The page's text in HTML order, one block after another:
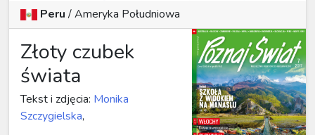
Peru/Ameryka Południowa
Złoty czubek
świata
Tekst i zdjęcia: Monika
Szczygielska,